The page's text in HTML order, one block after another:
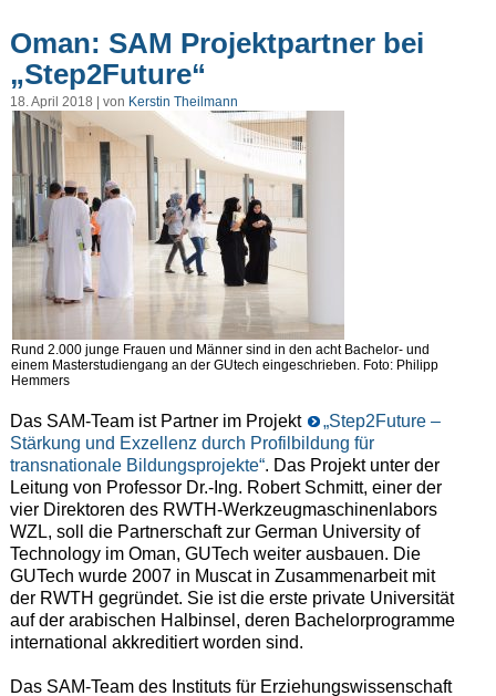
Oman: SAM Projektpartner bei
„Step2Future“
18. April 2018 | von Kerstin Theilmann
Rund 2.000 junge Frauen und Männer sind in den acht Bachelor- und
einem Masterstudiengang an der GUtech eingeschrieben. Foto: Philipp
Hemmers
Das SAM-Team ist Partner im Projekt
„Step2Future –
Stärkung und Exzellenz durch Profilbildung für
transnationale Bildungsprojekte“. Das Projekt unter der
Leitung von Professor Dr.-Ing. Robert Schmitt, einer der
vier Direktoren des RWTH-Werkzeugmaschinenlabors
WZL, soll die Partnerschaft zur German University of
Technology im Oman, GUTech weiter ausbauen. Die
GUTech wurde 2007 in Muscat in Zusammenarbeit mit
der RWTH gegründet. Sie ist die erste private Universität
auf der arabischen Halbinsel, deren Bachelorprogramme
international akkreditiert worden sind.
Das SAM-Team des Instituts für Erziehungswissenschaft